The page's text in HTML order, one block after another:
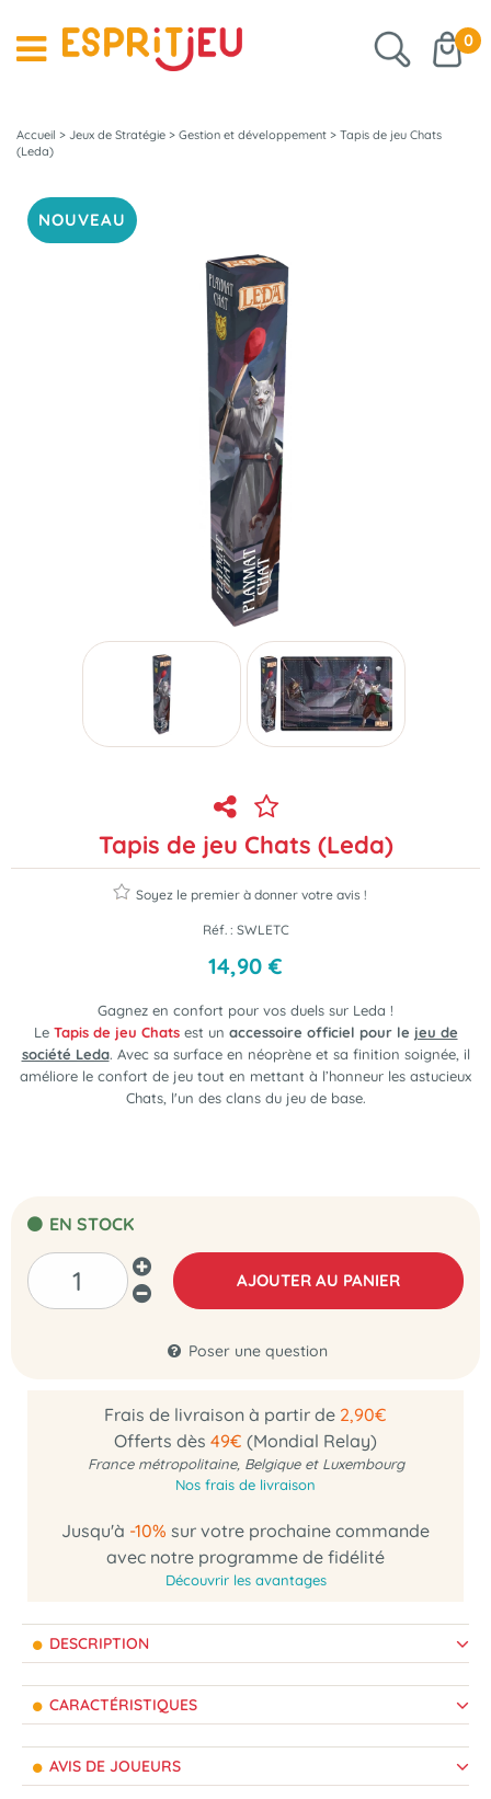
0
Accueil > Jeux de Stratégie > Gestion et développement > Tapis de jeu Chats
(Leda)
NOUVEAU
Tapis de jeu Chats (Leda)
Soyez le premier à donner votre avis !
Réf. : SWLETC
14,90 €
Gagnez en confort pour vos duels sur Leda !
LeTapis de jeu Chatsest un accessoire officiel pour le jeu de
société Leda. Avec sa surface en néoprène et sa finition soignée, il
améliore le confort de jeu tout en mettant à l’honneur les astucieux
Chats, l'un des clans du jeu de base.
EN STOCK
AJOUTER AU PANIER
Poser une question
Frais de livraison à partir de 2,90€
Offerts dès 49€ (Mondial Relay)
France métropolitaine, Belgique et Luxembourg
Nos frais de livraison
Jusqu'à -10% sur votre prochaine commande
avec notre programme de fidélité
Découvrir les avantages
DESCRIPTION
CARACTÉRISTIQUES
AVIS DE JOUEURS